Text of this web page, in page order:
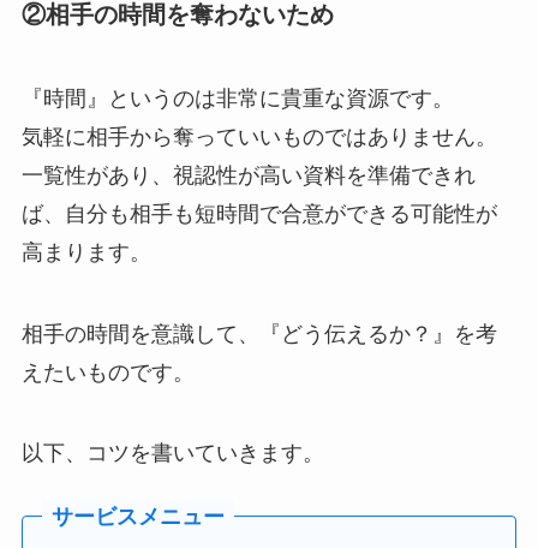
②相手の時間を奪わないため
『時間』というのは非常に貴重な資源です。
気軽に相手から奪っていいものではありません。
一覧性があり、視認性が高い資料を準備できれ
ば、自分も相手も短時間で合意ができる可能性が
高まります。
相手の時間を意識して、『どう伝えるか？』を考
えたいものです。
以下、コツを書いていきます。